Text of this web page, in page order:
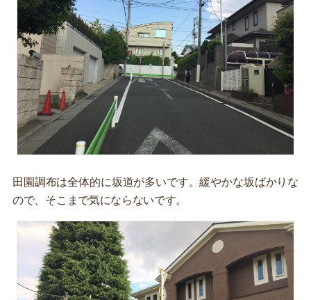
田園調布は全体的に坂道が多いです。緩やかな坂ばかりな
ので、そこまで気にならないです。